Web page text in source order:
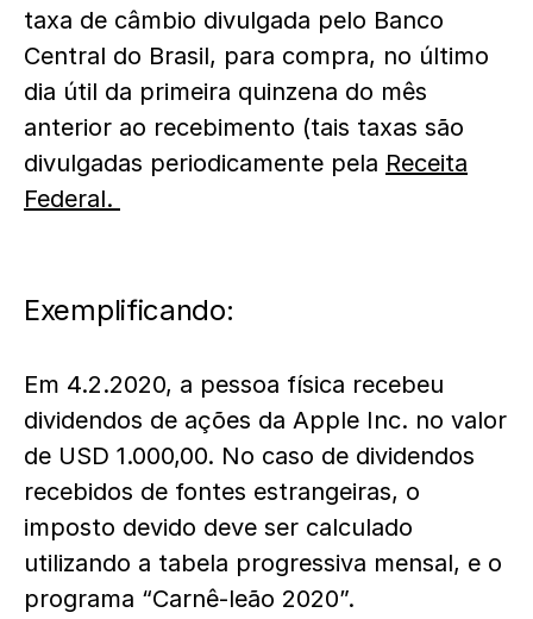
taxa de câmbio divulgada pelo Banco
Central do Brasil, para compra, no último
dia útil da primeira quinzena do mês
anterior ao recebimento (tais taxas são
divulgadas periodicamente pela Receita
Federal.
Exemplificando:
Em 4.2.2020, a pessoa física recebeu
dividendos de ações da Apple Inc. no valor
de USD 1.000,00. No caso de dividendos
recebidos de fontes estrangeiras, o
imposto devido deve ser calculado
utilizando a tabela progressiva mensal, e o
programa “Carnê-leão 2020”.